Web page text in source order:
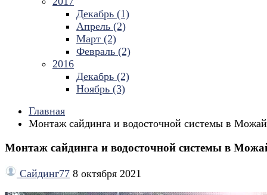
Декабрь (1)
Апрель (2)
Март (2)
Февраль (2)
2016
Декабрь (2)
Ноябрь (3)
Главная
Монтаж сайдинга и водосточной системы в
Монтаж сайдинга и водосточной системы в
Сайдинг77 8 октября 2021